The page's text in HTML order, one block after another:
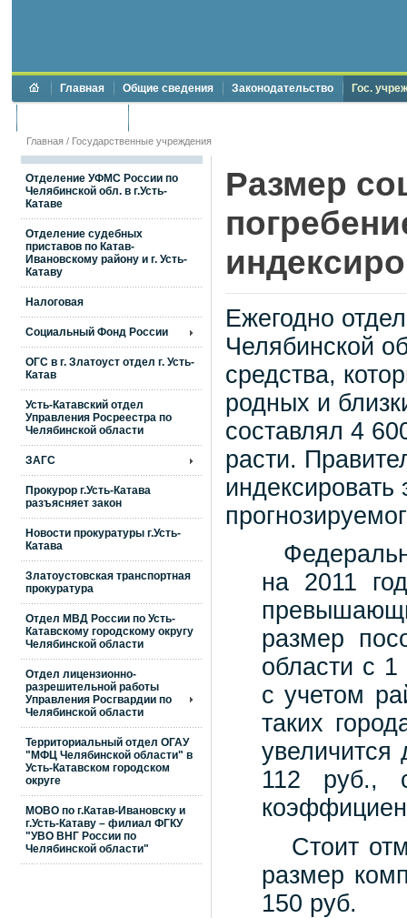
Главная Общие сведения Законодательство Гос.
Главная / Государственные учреждения
Отделение УФМС России по
Челябинской обл. в г.Усть-
Катаве
Отделение судебных
приставов по Катав-
Ивановскому району и г. Усть-
Катаву
Налоговая
Социальный Фонд России
ОГС в г. Златоуст отдел г. Усть-
Катав
Усть-Катавский отдел
Управления Росреестра по
Челябинской области
ЗАГС
Прокурор г.Усть-Катава
разъясняет закон
Новости прокуратуры г.Усть-
Катава
Златоустовская транспортная
прокуратура
Отдел МВД России по Усть-
Катавскому городскому округу
Челябинской области
Отдел лицензионно-
разрешительной работы
Управления Росгвардии по
Челябинской области
Территориальный отдел ОГАУ
"МФЦ Челябинской области" в
Усть-Катавском городском
округе
МОВО по г.Катав-Ивановску и
г.Усть-Катаву – филиал ФГКУ
"УВО ВНГ России по
Челябинской области"
Размер
Ежегодно
Челябинской
средства,
родных и
составлял 4
расти.
на 2011
размер
области с 1
с учетом
таких
112 руб.,
Стоит
размер
150 руб.